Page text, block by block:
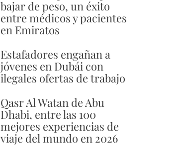
bajar de peso, un éxito
entre médicos y pacientes
en Emiratos
Estafadores engañan a
jóvenes en Dubái con
ilegales ofertas de trabajo
Qasr Al Watan de Abu
Dhabi, entre las 100
mejores experiencias de
viaje del mundo en 2026